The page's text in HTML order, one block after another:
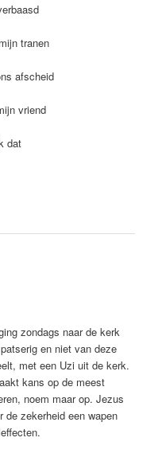
tranen
afscheid
vriend
dat
zondags naar de kerk
en niet van deze
met een Uzi uit de kerk.
kans op de meest
noem maar op. Jezus
de zekerheid een wapen